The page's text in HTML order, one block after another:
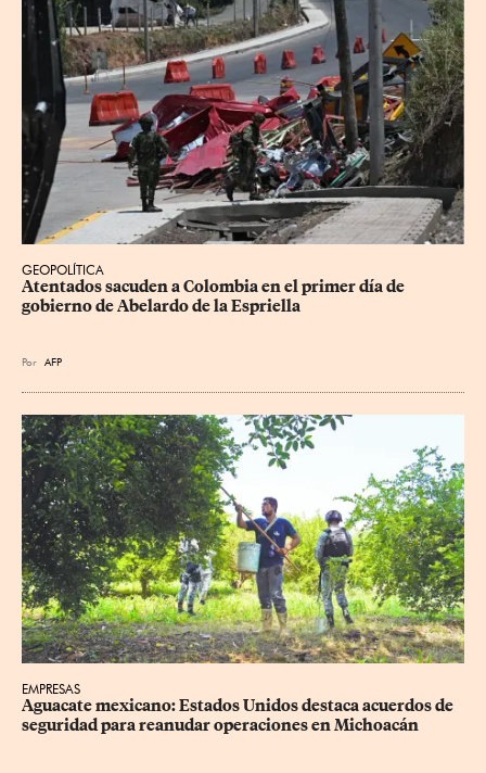
GEOPOLÍTICA
Atentados sacuden a Colombia en el primer día de
gobierno de Abelardo de la Espriella
Por AFP
EMPRESAS
Aguacate mexicano: Estados Unidos destaca acuerdos de
seguridad para reanudar operaciones en Michoacán